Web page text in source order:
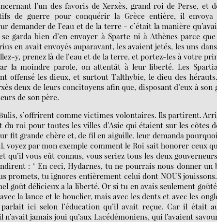
l’un des favoris de Xerxès, grand roi de Perse, et
de guerre pour conquérir la Grèce entière, il envoya
demander de l’eau et de la terre - c’était la manière
garda bien d’en envoyer à Sparte ni à Athènes parce
en avait envoyés auparavant, les avaient jetés, les uns
y, prenez là de l’eau et de la terre, et portez-les à votre
la moindre parole, on attentât à leur liberté. Les
offensé les dieux, et surtout Talthybie, le dieu des
deux de leurs concitoyens afin que, disposant d’eux à son
de son père.
s’offrirent comme victimes volontaires. Ils partirent.
du roi pour toutes les villes d’Asie qui étaient sur les côtes
fit grande chère et, de fil en aiguille, leur demanda
par mon exemple comment le Roi sait honorer ceux
vous eût connus, vous seriez tous les deux
: " En ceci, Hydarnes, tu ne pourrais nous donner un
promets, tu ignores entièrement celui dont NOUS
goût délicieux a la liberté. Or si tu en avais seulement
la lance et le bouclier, mais avec les dents et avec les
ici selon l’éducation qu’il avait reçue. Car il était
jamais joui qu’aux Lacédémoniens, qui l’avaient